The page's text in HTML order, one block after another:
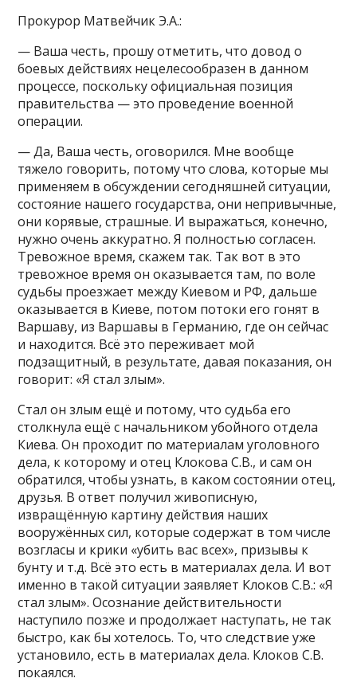
Прокурор Матвейчик Э.А.:
— Ваша честь, прошу отметить, что довод о
боевых действиях нецелесообразен в данном
процессе, поскольку официальная позиция
правительства — это проведение военной
операции.
— Да, Ваша честь, оговорился. Мне вообще
тяжело говорить, потому что слова, которые мы
применяем в обсуждении сегодняшней ситуации,
состояние нашего государства, они непривычные,
они корявые, страшные. И выражаться, конечно,
нужно очень аккуратно. Я полностью согласен.
Тревожное время, скажем так. Так вот в это
тревожное время он оказывается там, по воле
судьбы проезжает между Киевом и РФ, дальше
оказывается в Киеве, потом потоки его гонят в
Варшаву, из Варшавы в Германию, где он сейчас
и находится. Всё это переживает мой
подзащитный, в результате, давая показания, он
говорит: «Я стал злым».
Стал он злым ещё и потому, что судьба его
столкнула ещё с начальником убойного отдела
Киева. Он проходит по материалам уголовного
дела, к которому и отец Клокова С.В., и сам он
обратился, чтобы узнать, в каком состоянии отец,
друзья. В ответ получил живописную,
извращённую картину действия наших
вооружённых сил, которые содержат в том числе
возгласы и крики «убить вас всех», призывы к
бунту и т.д. Всё это есть в материалах дела. И вот
именно в такой ситуации заявляет Клоков С.В.: «Я
стал злым». Осознание действительности
наступило позже и продолжает наступать, не так
быстро, как бы хотелось. То, что следствие уже
установило, есть в материалах дела. Клоков С.В.
покаялся.